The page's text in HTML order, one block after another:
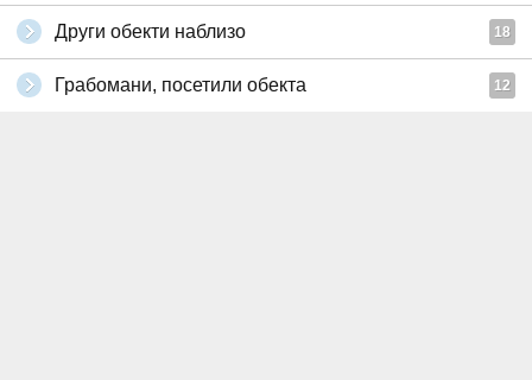
Други обекти наблизо 18
Грабомани, посетили обекта 12